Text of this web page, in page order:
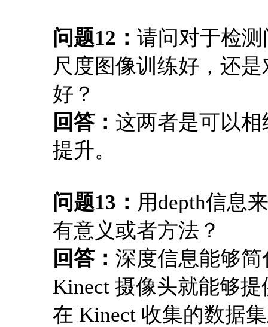
问题12： 请问对于检
尺度图像训练好，还
好？
回答： 这两者是可以
提升。
问题13： 用depth信息
有意义或者方法？
回答： 深度信息能够
Kinect 摄像头就能够
在 Kinect 收集的数据